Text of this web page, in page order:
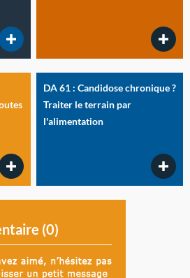
DA 61 : Candidose chronique ?
Traiter le terrain par
l'alimentation
(0)